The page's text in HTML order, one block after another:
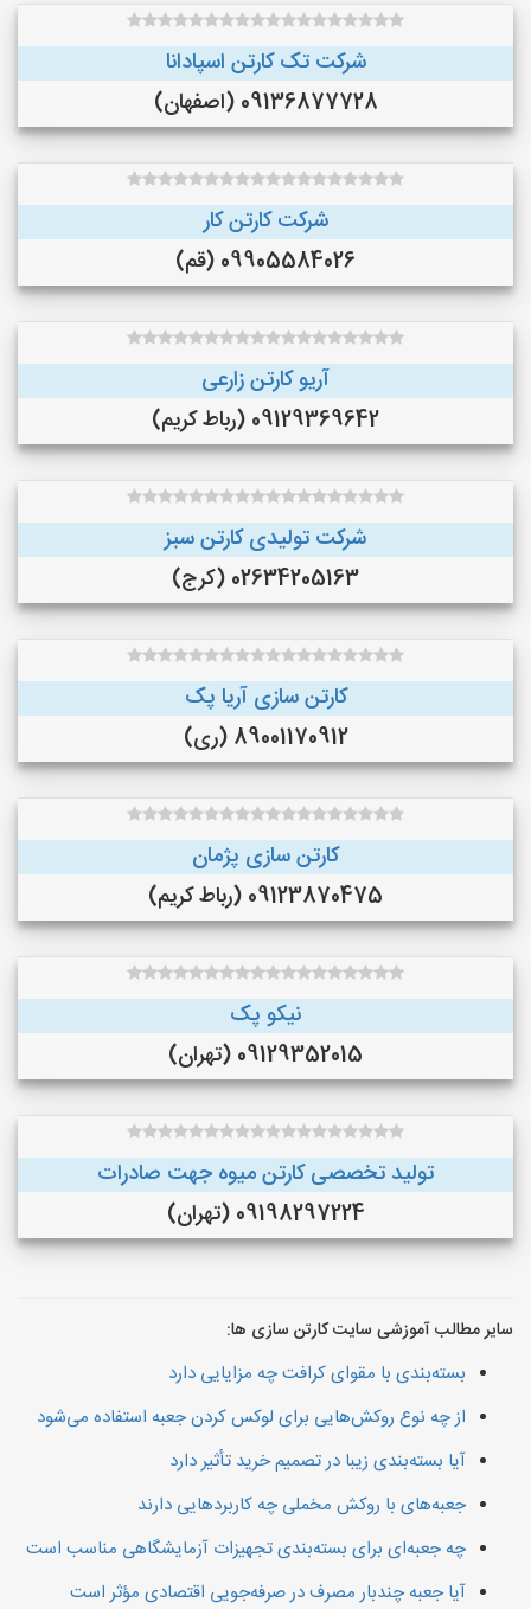
شرکت تک کارتن اسپادانا
09136877728 (اصفهان)
شرکت کارتن کار
09905584026 (قم)
آریو کارتن زارعی
09129369642 (رباط کریم)
شرکت تولیدی کارتن سبز
02634205163 (کرج)
کارتن سازی آریا پک
89001170912 (ری)
کارتن سازی پژمان
09123870475 (رباط کریم)
نیکو پک
09129352015 (تهران)
تولید تخصصی کارتن میوه جهت صادرات
09198297224 (تهران)
سایر مطالب آموزشی سایت کارتن سازی ها:
بسته‌بندی با مقوای کرافت چه مزایایی دارد
از چه نوع روکش‌هایی برای لوکس کردن جعبه استفاده می‌شود
آیا بسته‌بندی زیبا در تصمیم خرید تأثیر دارد
جعبه‌های با روکش مخملی چه کاربردهایی دارند
چه جعبه‌ای برای بسته‌بندی تجهیزات آزمایشگاهی مناسب است
آیا جعبه چندبار مصرف در صرفه‌جویی اقتصادی مؤثر است